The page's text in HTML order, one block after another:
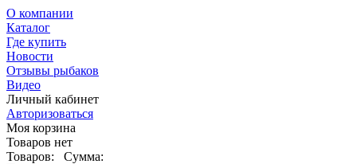
О компании
Каталог
Где купить
Новости
Отзывы рыбаков
Видео
Личный кабинет
Авторизоваться
Моя корзина
Товаров нет
Товаров:
Сумма: